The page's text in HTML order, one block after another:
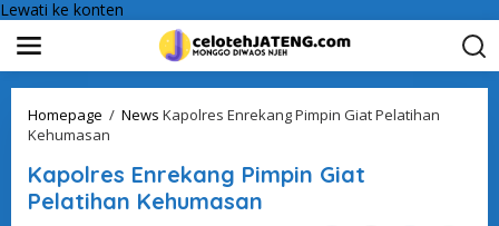
Lewati ke konten
Homepage / News Kapolres Enrekang Pimpin Giat Pelatihan
Kehumasan
Kapolres Enrekang Pimpin Giat
Pelatihan Kehumasan